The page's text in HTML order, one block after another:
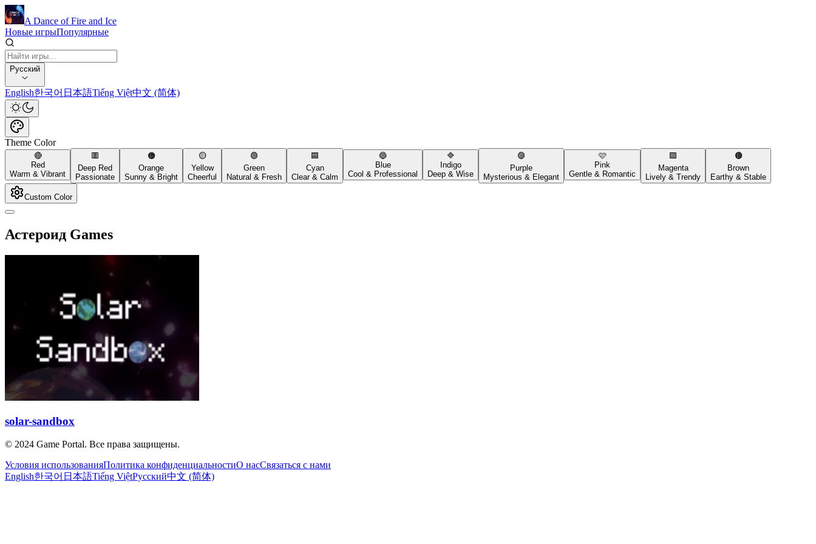
A Dance of Fire and Ice
Новые игрыПопулярные
Русский
English한국어 日本語Tiếng Việt中文 (简体)
Theme Color
🔴
Red
Warm & Vibrant
🟥
Deep Red
Passionate
🟠
Orange
Sunny & Bright
🟡
Yellow
Cheerful
🟢
Green
Natural & Fresh
🟦
Cyan
Clear & Calm
🔵
Blue
Cool & Professional
🔷
Indigo
Deep & Wise
🟣
Purple
Mysterious & Elegant
🩷
Pink
Gentle & Romantic
🟪
Magenta
Lively & Trendy
🟤
Brown
Earthy & Stable
Custom Color
Астероид Games
solar-sandbox
© 2024 Game Portal. Все права защищены.
Условия использованияПолитика конфиденциальностиО насСвязаться с нами
English한국어 日本語Tiếng ViệtРусский中文 (简体)